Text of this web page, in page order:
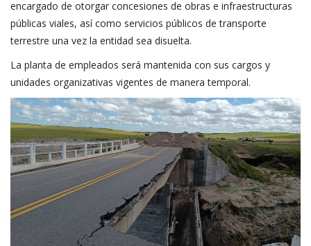
encargado de otorgar concesiones de obras e infraestructuras
públicas viales, así como servicios públicos de transporte
terrestre una vez la entidad sea disuelta.
La planta de empleados será mantenida con sus cargos y
unidades organizativas vigentes de manera temporal.